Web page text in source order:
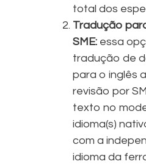
total dos
Tradução
SME: essa
tradução de
para o inglês
revisão por
texto no
idioma(s)
com a
idioma da